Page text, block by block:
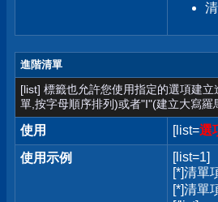
進階清單
[list] 標籤也允許您使用指定的選項建
單,按字母順序排列)或者"I"(建立大寫
使用 [list=選
使用示例
[list=1]
[*]清單
[*]清單